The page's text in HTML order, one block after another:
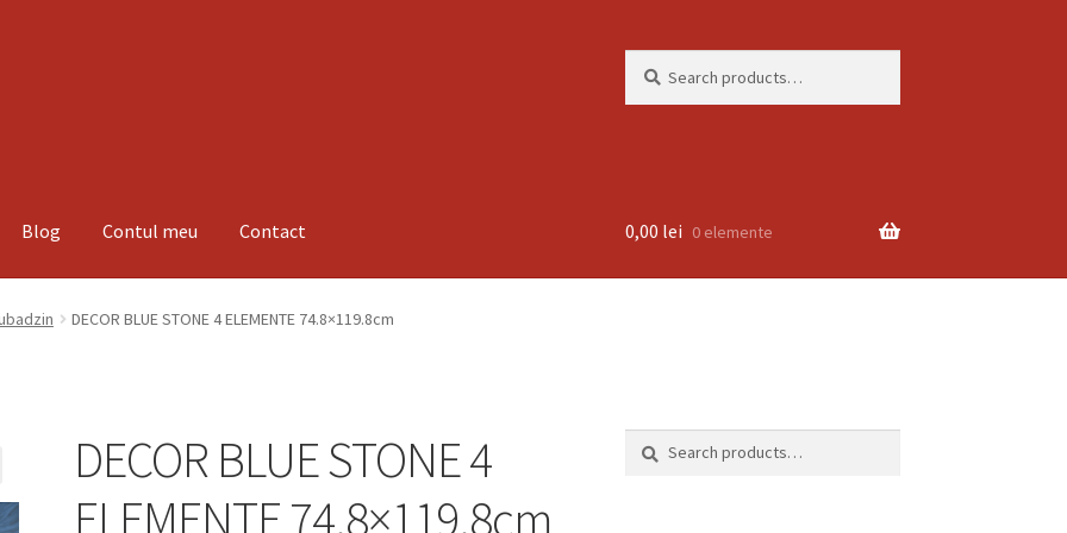
for:
Blog Contul meu Contact
noi InformatiiMagazin Plată
0,00 lei 0 elemente
DECOR BLUE STONE 4 ELEMENTE 74.8×119.8cm
DECOR BLUE STONE 4
ELEMENTE 74.8×119.8cm
Search
Search